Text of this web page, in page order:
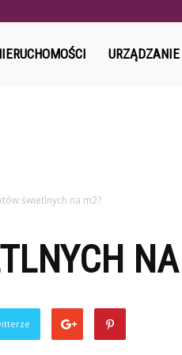
świetlnych na m2?